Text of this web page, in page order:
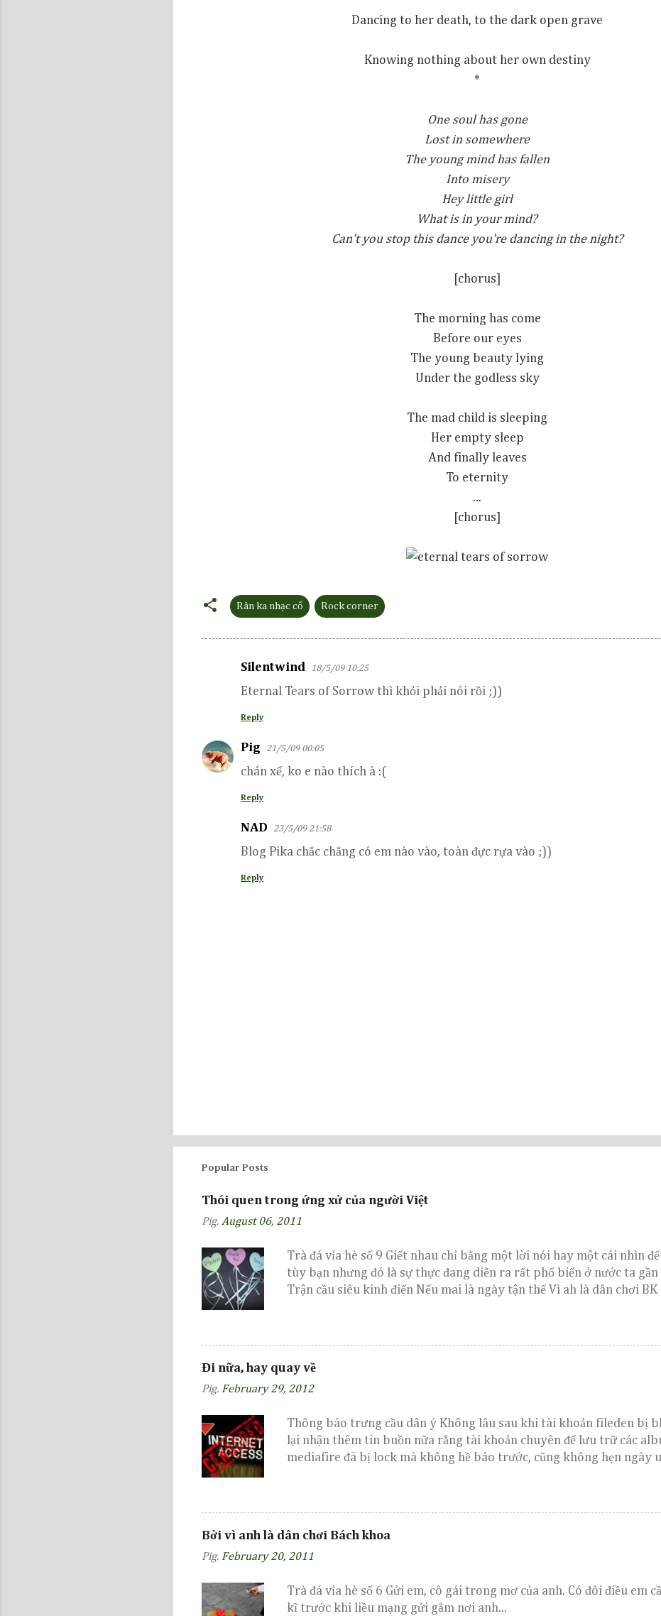
Dancing to her death, to the dark open grave
Knowing nothing about her own destiny
*
One soul has gone
Lost in somewhere
The young mind has fallen
Into misery
Hey little girl
What is in your mind?
Can't you stop this dance you're dancing in the night?
[chorus]
The morning has come
Before our eyes
The young beauty lying
Under the godless sky
The mad child is sleeping
Her empty sleep
And finally leaves
To eternity
...
[chorus]
Rân ka nhạc cổ Rock corner
e
Silentwind 18/5/09 10:25
Eternal Tears of Sorrow thì khỏi phải nói rồi ;))
Reply
Pig 21/5/09 00:05
chán xế, ko e nào thích à :(
Reply
NAD 23/5/09 21:58
Blog Pika chắc chẳng có em nào vào, toàn đực rựa vào ;))
Reply
o
t
C
m
e
n
t
Popular Posts
Thói quen trong ứng xử của người Việt
Pig. August 06, 2011
Trà đá vỉa hè số 9 Giết nhau chỉ bằng một lời nói hay một cái nhìn
tùy bạn nhưng đó là sự thực đang diễn ra rất phổ biến ở nước ta gần
Trận cầu siêu kinh điển Nếu mai là ngày tận thế Vì ah là dân chơi BK
Đi nữa, hay quay về
Pig. February 29, 2012
Thông báo trưng cầu dân ý Không lâu sau khi tài khoản fileden bị
lại nhận thêm tin buồn nữa rằng tài khoản chuyên để lưu trữ các
mediafire đã bị lock mà không hề báo trước, cũng không hẹn ngày
Bởi vì anh là dân chơi Bách khoa
Pig. February 20, 2011
Trà đá vỉa hè số 6 Gửi em, cô gái trong mơ của anh. Có đôi điều em
kĩ trước khi liều mạng gửi gắm nơi anh...